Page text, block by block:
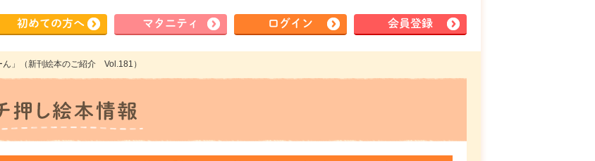
初めての方へ マタ ニティ ログイン 会員登録
」（新刊絵本のご紹介 Vol.181）